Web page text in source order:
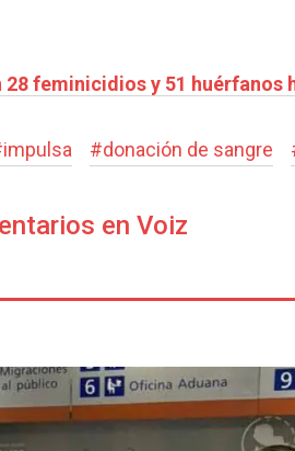
28 feminicidios y 51 huérfanos
impulsa #donación de sangre
en Voiz